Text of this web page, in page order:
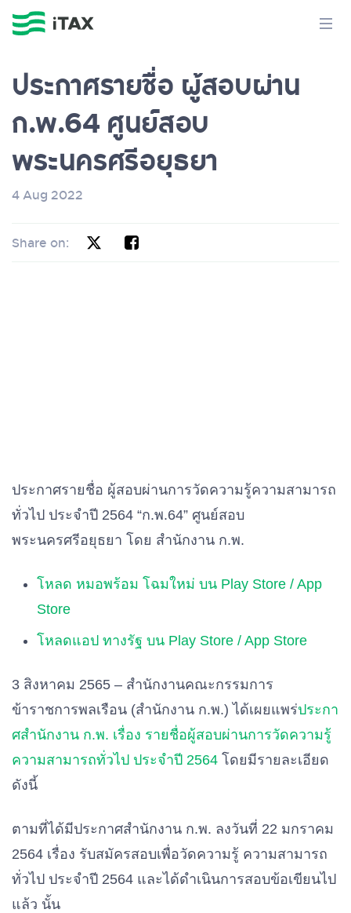
ประกาศรายชื่อ ผู้สอบผ่าน
ก.พ.64 ศูนย์สอบ
พระนครศรีอยุธยา
4 Aug 2022
Share on:
ประกาศรายชื่อ ผู้สอบผ่านการวัดความรู้ความสามารถ
ทั่วไป ประจำปี 2564 “ก.พ.64” ศูนย์สอบ
พระนครศรีอยุธยา โดย สำนักงาน ก.พ.
โหลด หมอพร้อม โฉมใหม่ บน Play Store / App
Store
โหลดแอป ทางรัฐ บน Play Store / App Store
3 สิงหาคม 2565 – สำนักงานคณะกรรมการ
ข้าราชการพลเรือน (สำนักงาน ก.พ.) ได้เผยแพร่ประกา
ศสํานักงาน ก.พ. เรื่อง รายชื่อผู้สอบผ่านการวัดความรู้
ความสามารถทั่วไป ประจําปี 2564 โดยมีรายละเอียด
ดังนี้
ตามที่ได้มีประกาศสํานักงาน ก.พ. ลงวันที่ 22 มกราคม
2564 เรื่อง รับสมัครสอบเพื่อวัดความรู้ ความสามารถ
ทั่วไป ประจําปี 2564 และได้ดําเนินการสอบข้อเขียนไป
แล้ว นั้น